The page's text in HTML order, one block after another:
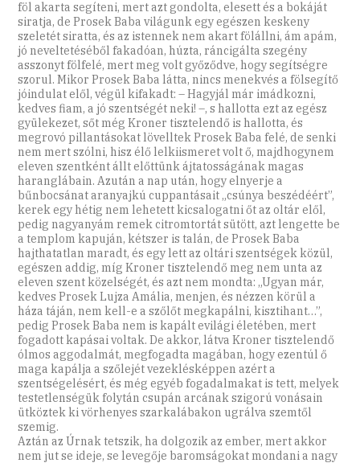
föl akarta segíteni, mert azt gondolta, elesett és a bokáját
siratja, de Prosek Baba világunk egy egészen keskeny
szeletét siratta, és az istennek nem akart fölállni, ám apám,
jó neveltetéséből fakadóan, húzta, ráncigálta szegény
asszonyt fölfelé, mert meg volt győződve, hogy segítségre
szorul. Mikor Prosek Baba látta, nincs menekvés a fölsegítő
jóindulat elől, végül kifakadt: – Hagyjál már imádkozni,
kedves fiam, a jó szentségét neki! –, s hallotta ezt az egész
gyülekezet, sőt még Kroner tisztelendő is hallotta, és
megrovó pillantásokat lövelltek Prosek Baba felé, de senki
nem mert szólni, hisz élő lelkiismeret volt ő, majdhogynem
eleven szentként állt előttünk ájtatosságának magas
haranglábain. Azután a nap után, hogy elnyerje a
bűnbocsánat aranyajkú cuppantásait „csúnya beszédéért”,
kerek egy hétig nem lehetett kicsalogatni őt az oltár elől,
pedig nagyanyám remek citromtortát sütött, azt lengette be
a templom kapuján, kétszer is talán, de Prosek Baba
hajthatatlan maradt, és egy lett az oltári szentségek közül,
egészen addig, míg Kroner tisztelendő meg nem unta az
eleven szent közelségét, és azt nem mondta: „Ugyan már,
kedves Prosek Lujza Amália, menjen, és nézzen körül a
háza táján, nem kell-e a szőlőt megkapálni, kisztihant…”,
pedig Prosek Baba nem is kapált evilági életében, mert
fogadott kapásai voltak. De akkor, látva Kro­ner tisztelendő
ólmos aggodalmát, megfogadta magában, hogy ezentúl ő
maga kapálja a szőlejét vezeklésképpen azért a
szentségelésért, és még egyéb fogadalmakat is tett, melyek
testetlenségük folytán csupán arcának szigorú vonásain
ütköztek ki vörhenyes szarkalábakon ugrálva szemtől
szemig.
Aztán az Úrnak tetszik, ha dolgozik az ember, mert akkor
nem jut se ideje, se levegője baromságokat mondani a nagy